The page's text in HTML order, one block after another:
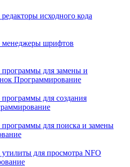
исходного кода
менеджеры шрифтов
для замены и
Программирование
для создания
для поиска и замены
для просмотра NFO